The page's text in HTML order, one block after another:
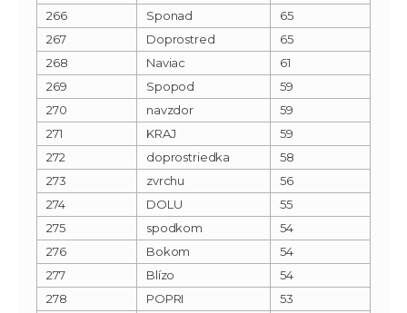
266
Sponad
65
267
Doprostred
65
268
Naviac
61
269
Spopod
59
270
navzdor
59
271
KRAJ
59
272
doprostriedka
58
273
zvrchu
56
274
DOLU
55
275
spodkom
54
276
Bokom
54
277
Blízo
54
278
POPRI
53